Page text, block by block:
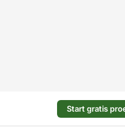
Start gratis